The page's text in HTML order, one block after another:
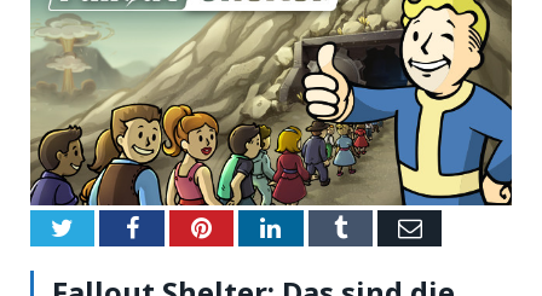
TwitterFacebookPinterestLinkedInTumblrEmail